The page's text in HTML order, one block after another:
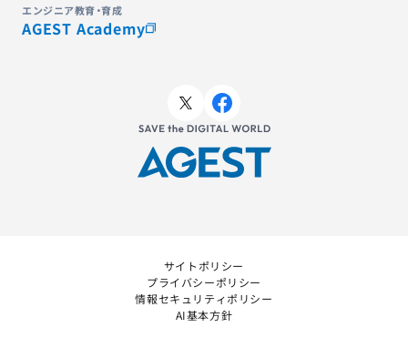
エンジニア教育・育成
AGEST Academy
サイトポリシー
プライバシーポリシー
情報セキュリティポリシー
AI基本方針